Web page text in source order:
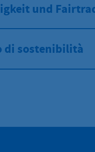
und
di sostenibilità